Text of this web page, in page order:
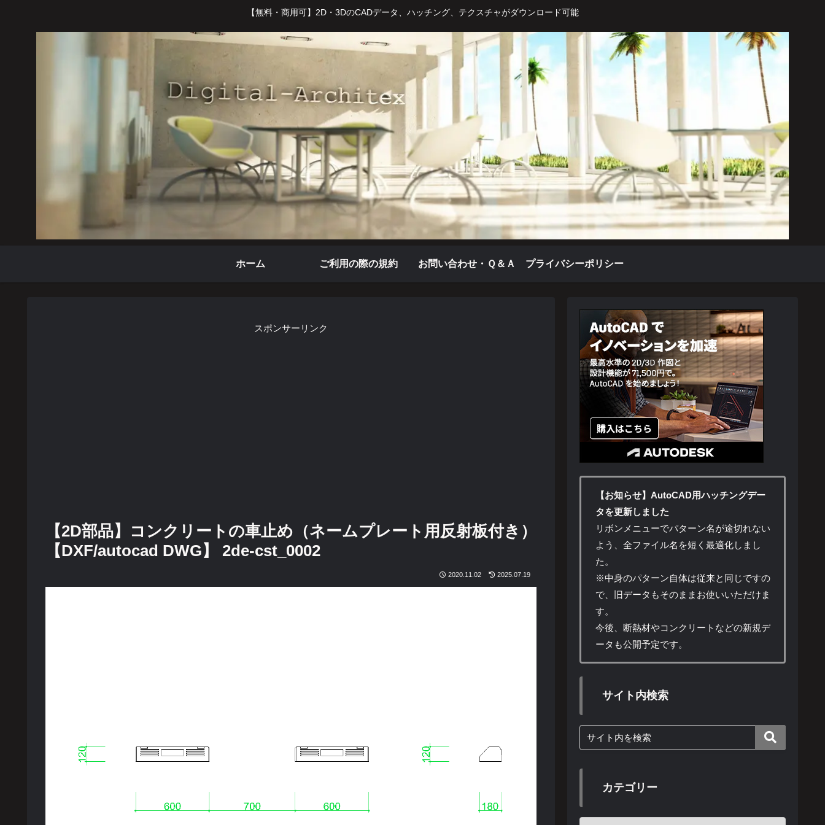
【無料・商用可】2D・3DのCADデータ、ハッチング、テクスチャがダウンロード可能
ホーム ご利用の際の規約 お問い合わせ・Ｑ＆Ａ プライバシーポリシー
スポンサーリンク
【2D部品】コンクリートの車止め（ネームプレート用反射板付き）
【DXF/autocad DWG】 2de-cst_0002
2020.11.02 2025.07.19
【お知らせ】AutoCAD用ハッチングデー
タを更新しました
リボンメニューでパターン名が途切れない
よう、全ファイル名を短く最適化しまし
た。
※中身のパターン自体は従来と同じですの
で、旧データもそのままお使いいただけま
す。
今後、断熱材やコンクリートなどの新規デ
ータも公開予定です。
サイト内検索
カテゴリー